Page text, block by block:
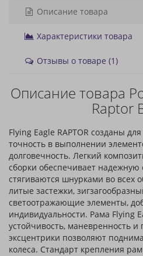
Описание товара
Характеристики товара
Отзывы о товаре (1)
Описание товара
Raptor
Flying Eagle RAPTOR созданы
точность в выполнении
долговечность. Легкий
сборки обеспечивает
стягиваются шнурками во всех
литые застежки,
светоотражающие элементы,
индивидуальности. Рама Flying
устойчивость, маневренность и
эксцентрики позволяют
колеса. Стандарт крепления